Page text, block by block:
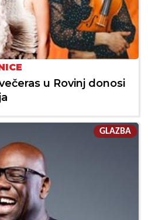
u Rovinj donosi
GLAZBA